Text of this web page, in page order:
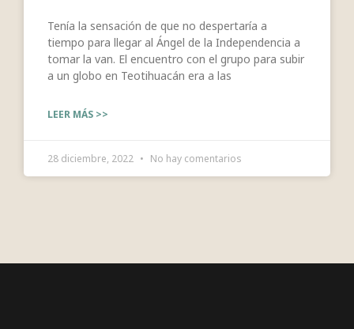
Tenía la sensación de que no despertaría a
tiempo para llegar al Ángel de la Independencia a
tomar la van. El encuentro con el grupo para subir
a un globo en Teotihuacán era a las
LEER MÁS >>
28 diciembre, 2022 No hay comentarios